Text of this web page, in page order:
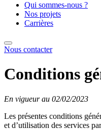
Qui sommes-nous ?
Nos projets
Carrières
Nous contacter
Conditions
En vigueur au 02/02/2023
Les présentes conditions
et d’utilisation des services